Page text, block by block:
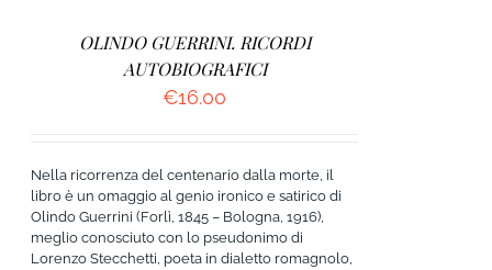
OLINDO GUERRINI. RICORDI
AUTOBIOGRAFICI
€16.00
Nella ricorrenza del centenario dalla morte, il
libro è un omaggio al genio ironico e satirico di
Olindo Guerrini (Forlì, 1845 – Bologna, 1916),
meglio conosciuto con lo pseudonimo di
Lorenzo Stecchetti, poeta in dialetto romagnolo,